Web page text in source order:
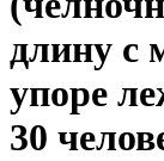
длину с
упоре
30